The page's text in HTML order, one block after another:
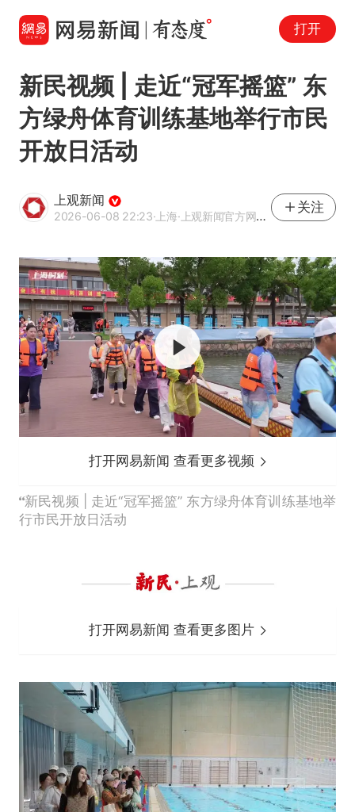
打开
新民视频 | 走近“冠军摇篮” 东
方绿舟体育训练基地举行市民
开放日活动
上观新闻
2026-06-08 22:23·上海·上观新闻官方网易号
关注
打开网易新闻 查看更多视频
新民视频 | 走近“冠军摇篮” 东方绿舟体育训练基地举
行市民开放日活动
打开网易新闻 查看更多图片